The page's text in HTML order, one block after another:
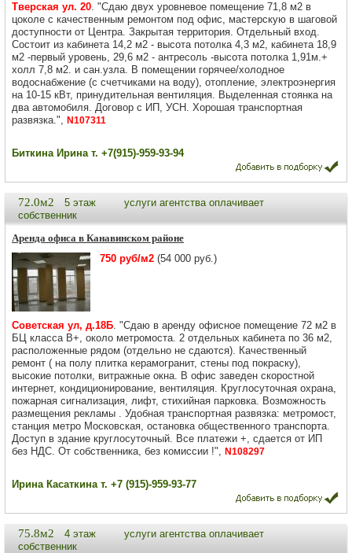
Тверская ул. 20. "Сдаю двух уровневое помещение 71,8 м2 в
цоколе с качественным ремонтом под офис, мастерскую в шаговой
доступности от Центра. Закрытая территория. Отдельный вход.
Состоит из кабинета 14,2 м2 - высота потолка 4,3 м2, кабинета 18,9
м2 -первый уровень, 29,6 м2 - антресоль -высота потолка 1,91м.+
холл 7,8 м2. и сан.узла. В помещении горячее/холодное
водоснабжение (с счетчиками на воду), отопление, электроэнергия
на 10-15 кВт, принудительная вентиляция. Выделенная стоянка на
два автомобиля. Договор с ИП, УСН. Хорошая транспортная
развязка.", N107311
Биткина Ирина т. +7(915)-959-93-94
72.0м2 5 этаж
услуги агентства оплачивает
собственник
Аренда офиса в Канавинском районе
750 руб/м2 (54 000 руб.)
Советская ул, д.18Б. "Сдаю в аренду офисное помещение 72 м2 в
БЦ класса В+, около метромоста. 2 отдельных кабинета по 36 м2,
расположенные рядом (отдельно не сдаются). Качественный
ремонт ( на полу плитка керамогранит, стены под покраску),
высокие потолки, витражные окна. В офис заведен скоростной
интернет, кондиционирование, вентиляция. Круглосуточная охрана,
пожарная сигнализация, лифт, стихийная парковка. Возможность
размещения рекламы . Удобная транспортная развязка: метромост,
станция метро Московская, остановка общественного транспорта.
Доступ в здание круглосуточный. Все платежи +, сдается от ИП
без НДС. От собственника, без комиссии !", N108297
Ирина Касаткина т. +7 (915)-959-93-77
75.8м2 4 этаж
услуги агентства оплачивает
собственник